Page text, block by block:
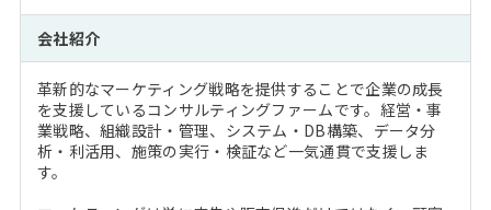
会社紹介
革新的なマーケティング戦略を提供することで企業の成長
を支援しているコンサルティングファームです。経営・事
業戦略、組織設計・管理、システム・DB構築、データ分
析・利活用、施策の実行・検証など一気通貫で支援しま
す。